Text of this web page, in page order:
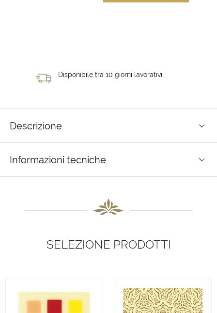
Disponibile tra 10 giorni lavorativi.
Descrizione
Informazioni tecniche
SELEZIONE PRODOTTI